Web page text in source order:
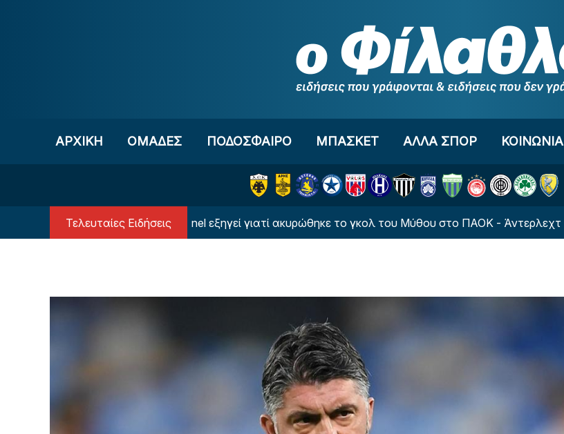
ΑΡΧΙΚΗ OΜΑΔΕΣ ΠΟΔΟΣΦΑΙΡΟ ΜΠΑΣΚΕΤ ΑΛΛΑ ΣΠΟΡ ΚΟΙΝΩΝΙΑ
Τελευταίες Ειδήσεις
ΒΙΝΤΕΟ: Το Referee Channel εξηγεί γιατί ακυρώθηκε το γκολ του Μύθου στο ΠΑΟΚ - Άντερλεχτ